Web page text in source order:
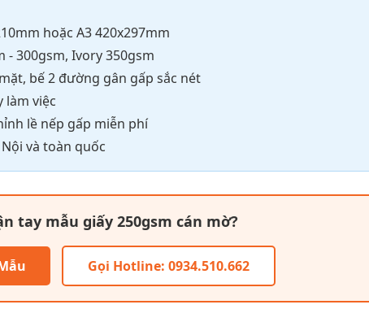
hoặc A3 420x297mm
- 300gsm, Ivory 350gsm
bế 2 đường gân gấp sắc nét
làm việc
lề nếp gấp miễn phí
và toàn quốc
tay mẫu giấy 250gsm cán mờ?
Gọi Hotline: 0934.510.662